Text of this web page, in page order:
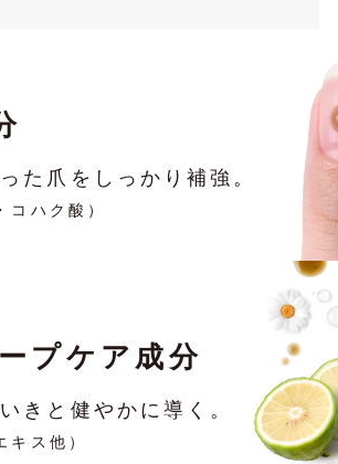
た爪をしっかり補強。
コハク酸）
プケア成分
きと健やかに導く。
キス他）